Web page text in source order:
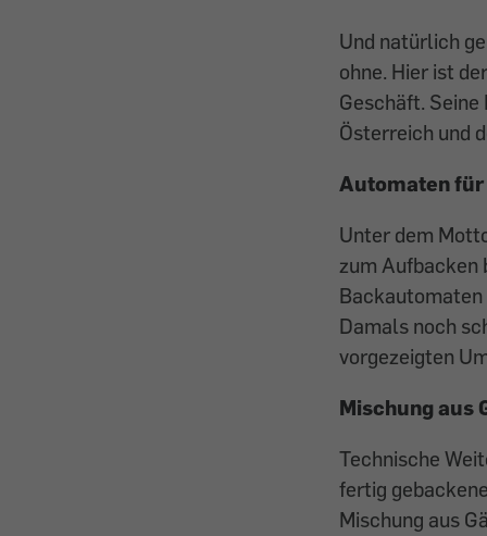
Und natürlich
ohne. Hier ist
Geschäft.
Österreich und
Automaten
Unter dem
zum Aufbacken
Backautomaten
Damals noch
vorgezeigten
Mischung aus
Technische
fertig
Mischung aus